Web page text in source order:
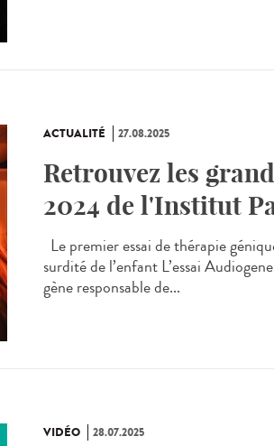
ACTUALITÉ 27.08.2025
Retrouvez les
2024 de l'Institut
Le premier essai de thérapie
surdité de l’enfant L’essai
gène responsable de...
VIDÉO 28.07.2025